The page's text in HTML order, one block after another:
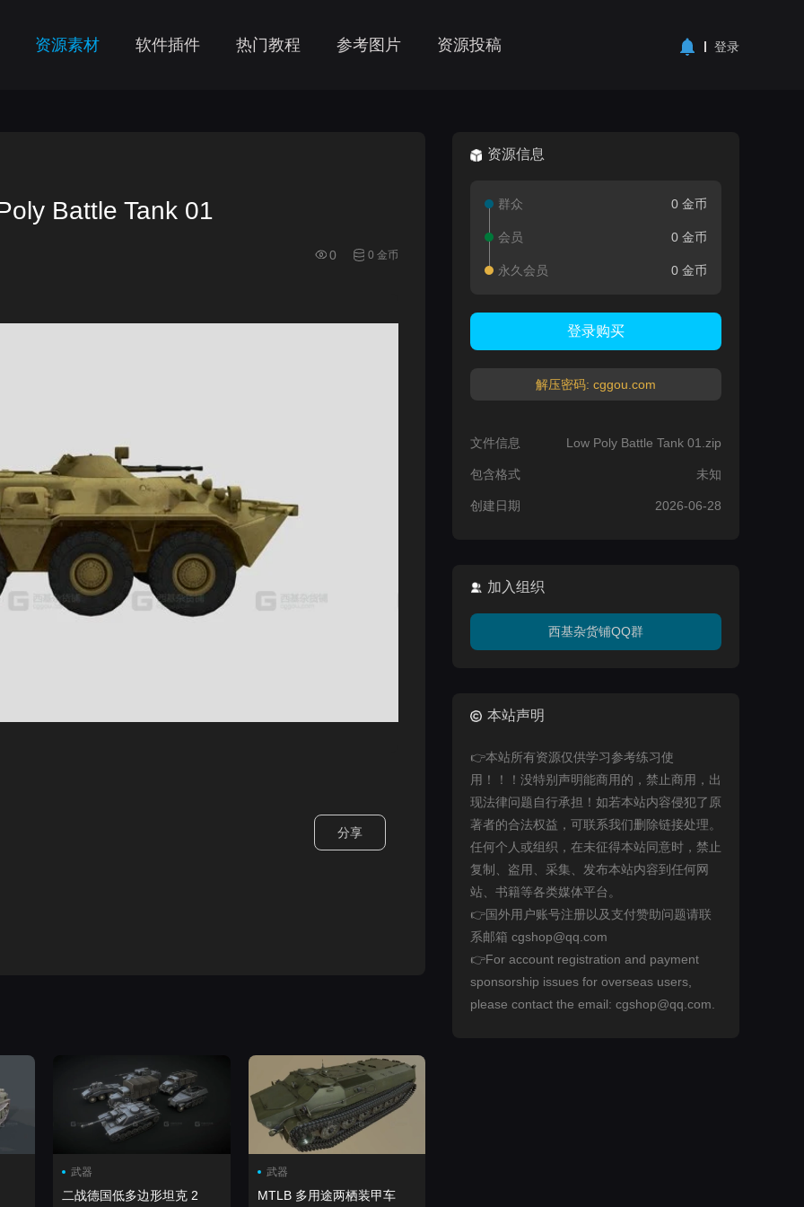
资源素材 软件插件 热门教程 参考图片 资源投稿 登录
Battle Tank 01
0 0 金币
分享
武器
二战德国低多边形坦克 2
武器
MTLB 多用途两栖装甲车
资源信息
群众 0 金币
会员 0 金币
永久会员 0 金币
登录购买
解压密码: cggou.com
文件信息 Low Poly Battle Tank 01.zip
包含格式 未知
创建日期 2026-06-28
加入组织
西基杂货铺QQ群
本站声明
👉本站所有资源仅供学习参考练习使
用！！！没特别声明能商用的，禁止商用，出
现法律问题自行承担！如若本站内容侵犯了原
著者的合法权益，可联系我们删除链接处理。
任何个人或组织，在未征得本站同意时，禁止
复制、盗用、采集、发布本站内容到任何网
站、书籍等各类媒体平台。
👉国外用户账号注册以及支付赞助问题请联
系邮箱 cgshop@qq.com
👉For account registration and payment
sponsorship issues for overseas users,
please contact the email: cgshop@qq.com.